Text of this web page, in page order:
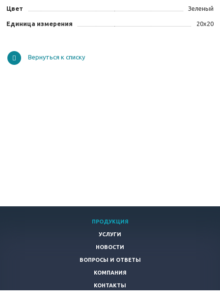
Цвет Зеленый
Единица измерения 20х20
Вернуться к списку
ПРОДУКЦИЯ
УСЛУГИ
НОВОСТИ
ВОПРОСЫ И ОТВЕТЫ
КОМПАНИЯ
КОНТАКТЫ